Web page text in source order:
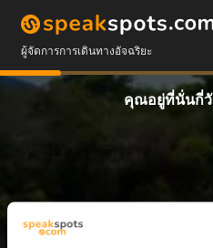
ผู้จัดการการเดินทางอัจฉริยะ
คุณอยู่ที่นั่นกี่วั